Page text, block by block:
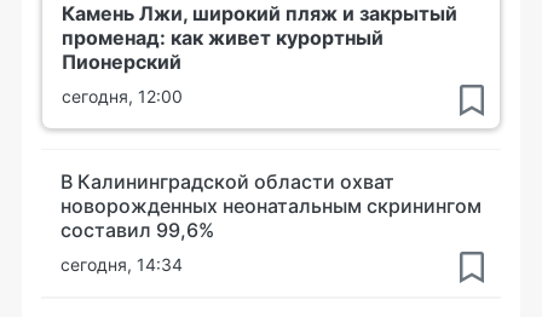
Камень Лжи, широкий пляж и закрытый
променад: как живет курортный
Пионерский
сегодня, 12:00
В Калининградской области охват
новорожденных неонатальным скринингом
составил 99,6%
сегодня, 14:34